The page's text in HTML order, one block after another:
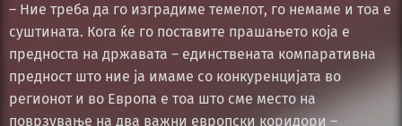
– Ние треба да го изградиме темелот, го немаме и тоа е
суштината. Кога ќе го поставите прашањето која е
предноста на државата – единствената компаративна
предност што ние ја имаме со конкуренцијата во
регионот и во Европа е тоа што сме место на
поврзување на два важни европски коридори –